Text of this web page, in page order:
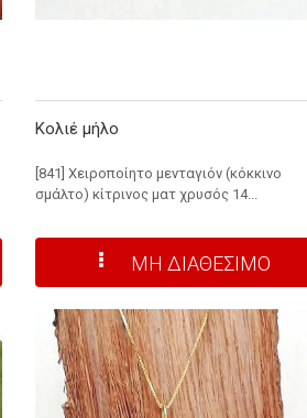
Κολιέ μήλο
[841] Χειροποίητο μενταγιόν (κόκκινο
σμάλτο) κίτρινος ματ χρυσός 14...
ΜΗ ΔΙΑΘΕΣΙΜΟ